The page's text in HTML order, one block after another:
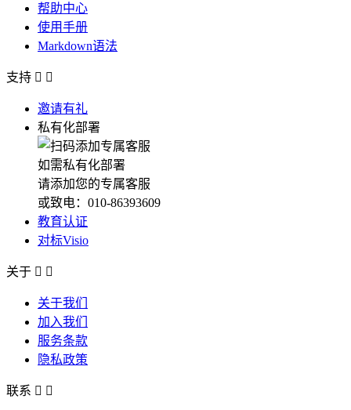
帮助中心
使用手册
Markdown语法
支持  
邀请有礼
私有化部署
如需私有化部署
请添加您的专属客服
或致电：010-86393609
教育认证
对标Visio
关于  
关于我们
加入我们
服务条款
隐私政策
联系  